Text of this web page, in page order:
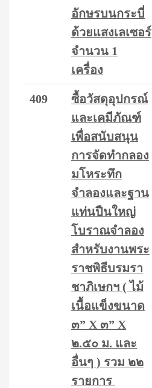
อักษรบนกระบี่
ด้วยแสงเลเซอร์
จำนวน 1
เครื่อง
409
ซื้อวัสดุอุปกรณ์
และเคมีภัณฑ์
เพื่อสนับสนุน
การจัดทำกลอง
มโหระทึก
จำลองและฐาน
แท่นปืนใหญ่
โบราณจำลอง
สำหรับงานพระ
ราชพิธีบรมรา
ชาภิเษกฯ ( ไม้
เนื้อแข็งขนาด
๓” X ๓” X
๒.๕๐ ม. และ
อื่นๆ ) รวม ๒๒
รายการ